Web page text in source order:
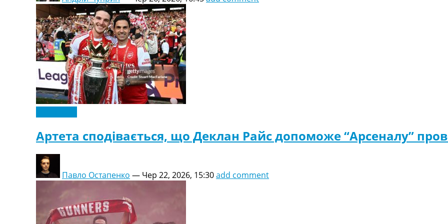
Артета сподівається, що Деклан Райс допоможе “Арсеналу”
Павло Остапенко — Чер 22, 2026, 15:30add comment